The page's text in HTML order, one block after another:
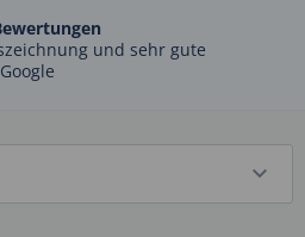
und sehr gute